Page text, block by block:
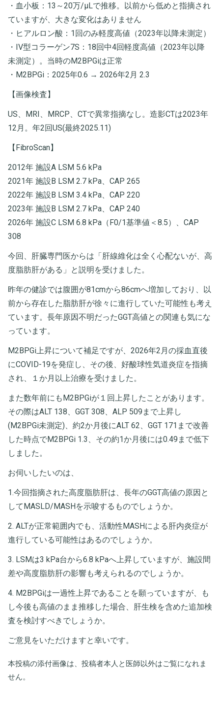
・血小板：13～20万/μLで推移。以前から低めと指摘され
ていますが、大きな変化はありません
・ヒアルロン酸：1回のみ軽度高値（2023年以降未測定）
・IV型コラーゲン7S：18回中4回軽度高値（2023年以降
未測定）。当時のM2BPGiは正常
・M2BPGi：2025年0.6 → 2026年2月 2.3
【画像検査】
US、MRI、MRCP、CTで異常指摘なし。造影CTは2023年
12月。年2回US(最終2025.11)
【FibroScan】
2012年 施設A LSM 5.6 kPa
2021年 施設B LSM 2.7 kPa、CAP 265
2022年 施設B LSM 3.4 kPa、CAP 220
2023年 施設B LSM 2.7 kPa、CAP 240
2026年 施設C LSM 6.8 kPa（F0/1基準値＜8.5）、CAP
308
今回、肝臓専門医からは「肝線維化は全く心配ないが、高
度脂肪肝がある」と説明を受けました。
昨年の健診では腹囲が81cmから86cmへ増加しており、以
前から存在した脂肪肝が徐々に進行していた可能性も考え
ています。長年原因不明だったGGT高値との関連も気にな
っています。
M2BPGi上昇について補足ですが、2026年2月の採血直後
にCOVID-19を発症し、その後、好酸球性気道炎症を指摘
され、１か月以上治療を受けました。
また数年前にもM2BPGiが１回上昇したことがあります。
その際はALT 138、GGT 308、ALP 509まで上昇し
(M2BPGi未測定)、約2か月後にALT 62、GGT 171まで改善
した時点でM2BPGi 1.3、その約1か月後には0.49まで低下
しました。
お伺いしたいのは、
1.今回指摘された高度脂肪肝は、長年のGGT高値の原因と
してMASLD/MASHを示唆するものでしょうか。
2. ALTが正常範囲内でも、活動性MASHによる肝内炎症が
進行している可能性はあるのでしょうか。
3. LSMは3 kPa台から6.8 kPaへ上昇していますが、施設間
差や高度脂肪肝の影響も考えられるのでしょうか。
4. M2BPGiは一過性上昇であることを願っていますが、も
し今後も高値のまま推移した場合、肝生検を含めた追加検
査を検討すべきでしょうか。
ご意見をいただけますと幸いです。
本投稿の添付画像は、投稿者本人と医師以外はご覧になれま
せん。